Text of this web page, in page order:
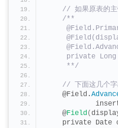
// 如果原表的主
/**
private Long
     **/
// 下面这几个字
    @Field.
    @
Field(
private Date